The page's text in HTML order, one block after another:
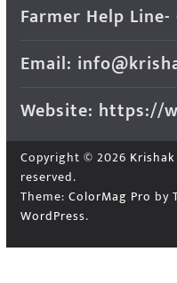
Farmer Help Line-
Email:
Website: https://
Copyright © 2026
reserved.
Theme: ColorMag Pro by
WordPress.